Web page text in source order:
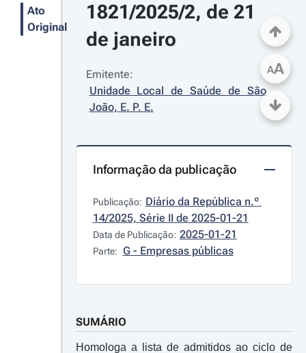
Ato
Original
1821/2025/2, de 21
de janeiro
Emitente:
Unidade Local de Saúde de São
João, E. P. E.
Informação da publicação
Publicação: Diário da República n.º
14/2025, Série II de 2025-01-21
Data de Publicação: 2025-01-21
Parte: G - Empresas públicas
SUMÁRIO
Homologa a lista de admitidos ao ciclo de
AA